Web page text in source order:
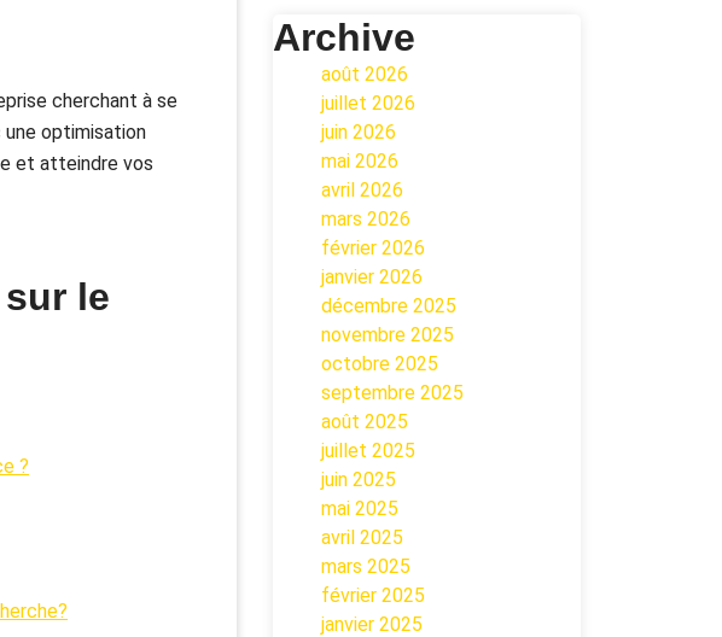
cherchant à se
une optimisation
et atteindre vos
le
?
Archive
août 2026
juillet 2026
juin 2026
mai 2026
avril 2026
mars 2026
février 2026
janvier 2026
décembre 2025
novembre 2025
octobre 2025
septembre 2025
août 2025
juillet 2025
juin 2025
mai 2025
avril 2025
mars 2025
février 2025
janvier 2025